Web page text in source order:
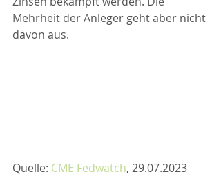
Mehrheit der Anleger geht aber nicht
davon aus.
Quelle: CME Fedwatch, 29.07.2023